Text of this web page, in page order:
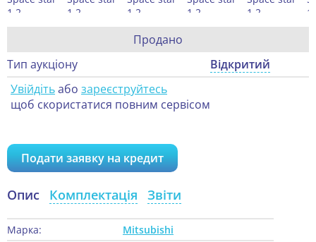
Продано
Тип аукціону
Відкритий
Увійдітьабо зареєструйтесь
щоб скористатися повним сервісом
Подати заявку на кредит
Опис Комплектація Звіти
Марка:
Mitsubishi